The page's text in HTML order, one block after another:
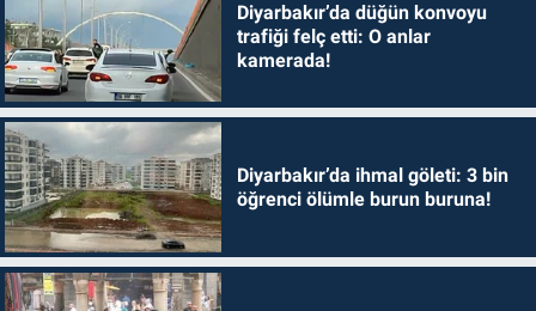
Diyarbakır’da düğün konvoyu
trafiği felç etti: O anlar
kamerada!
Diyarbakır’da ihmal göleti: 3 bin
öğrenci ölümle burun buruna!